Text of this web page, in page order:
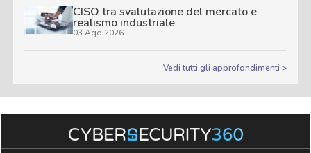
CISO tra svalutazione del mercato e
realismo industriale
03 Ago 2026
Vedi tutti gli approfondimenti >